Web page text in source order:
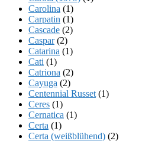
Carolina (1)
Carpatin (1)
Cascade (2)
Caspar(2)
Catarina (1)
Cati (1)
Catriona (2)
Cayuga (2)
Centennial Russet (1)
Ceres (1)
Cernatica (1)
Certa (1)
Certa (weißblühend) (2)